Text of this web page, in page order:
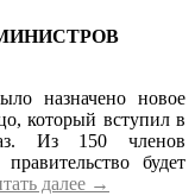
назначено новое
который вступил в
Из 150 членов
будет
далее →